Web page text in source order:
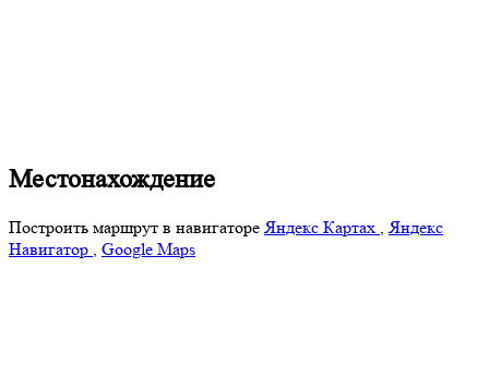
Местонахождение
Построить маршрут в навигатореЯндекс Картах ,Яндекс
Навигатор , Google Maps